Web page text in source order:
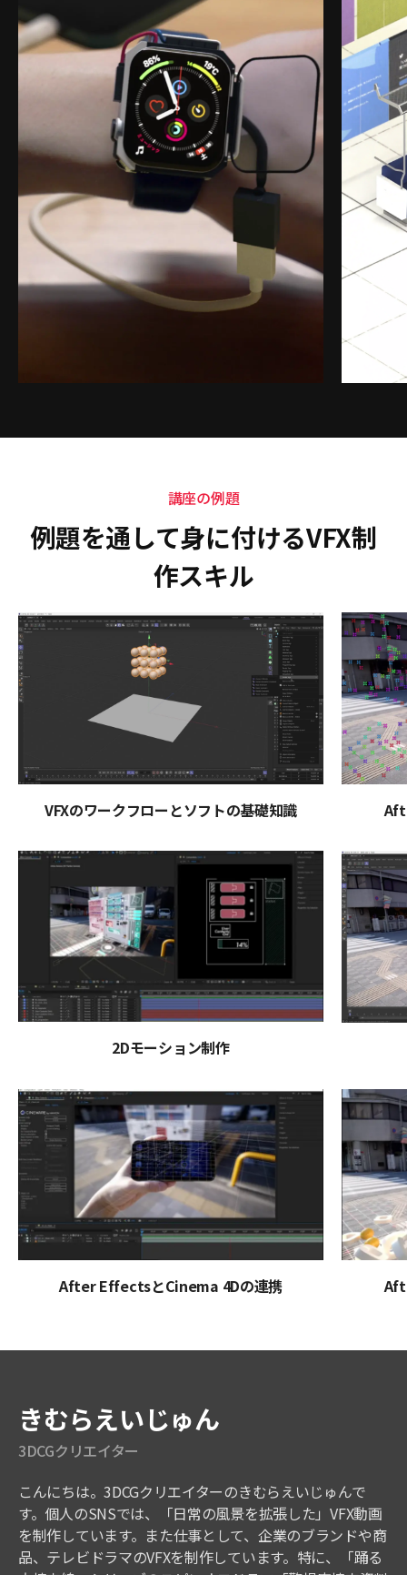
講座の例題
例題を通して身に付けるVFX制
作スキル
VFXのワークフローとソフトの基礎知識
2Dモーション制作
After EffectsとCinema 4Dの連携
3DCGクリエイター
きむらえいじゅん
こんにちは。3DCGクリエイターのきむらえいじゅんで
す。個人のSNSでは、「日常の風景を拡張した」VFX動画
を制作しています。また仕事として、企業のブランドや商
品、テレビドラマのVFXを制作しています。特に、「踊る